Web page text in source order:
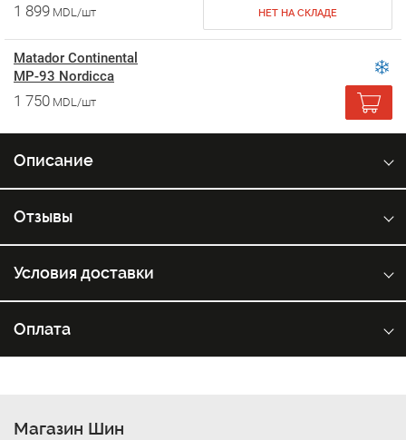
1 899 MDL/шт НЕТ НА СКЛАДЕ
Matador Continental
MP-93 Nordicca
1 750 MDL/шт
Описание
Отзывы
Условия доставки
Оплата
Магазин Шин